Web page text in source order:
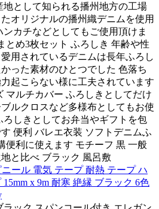
地として知られる播州地方の工場
オリジナルの播州織デニムを使用
ンカチなどとしてもご使用頂けま
とめ3枚セット ふろしき 年齢や性
用されているデニムは長年ふろし
った素材のひとつでした 色落ち
起こらない様に工夫されています
マルチカバー ふろしきとしてだけ
ルクロスなど多様布としてもお使
ろしきとしてお弁当やギフトを包
便利 バレエ衣装 ソフトデニムふ
便利に使えます モチーフ 黒 一般
と比べ ブラック 風呂敷
ール 電気 テープ 耐熱 テープ ハ
x 9m 耐寒 絶縁 ブラック 6色